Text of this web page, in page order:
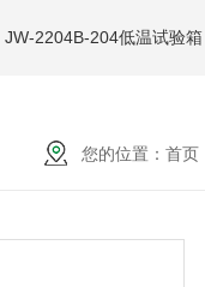
JW-2204B-204低温试验箱
您的位置：首页